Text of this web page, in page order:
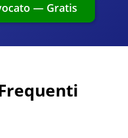
— Gratis